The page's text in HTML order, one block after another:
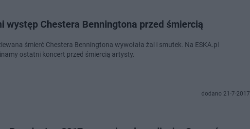
występ Chestera Benningtona przed śmiercią
śmierć Chestera Benningtona wywołała żal i smutek. Na ESKA.pl
ostatni koncert przed śmiercią artysty.
dodano 21-7-2017